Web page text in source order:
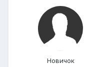
Новичок